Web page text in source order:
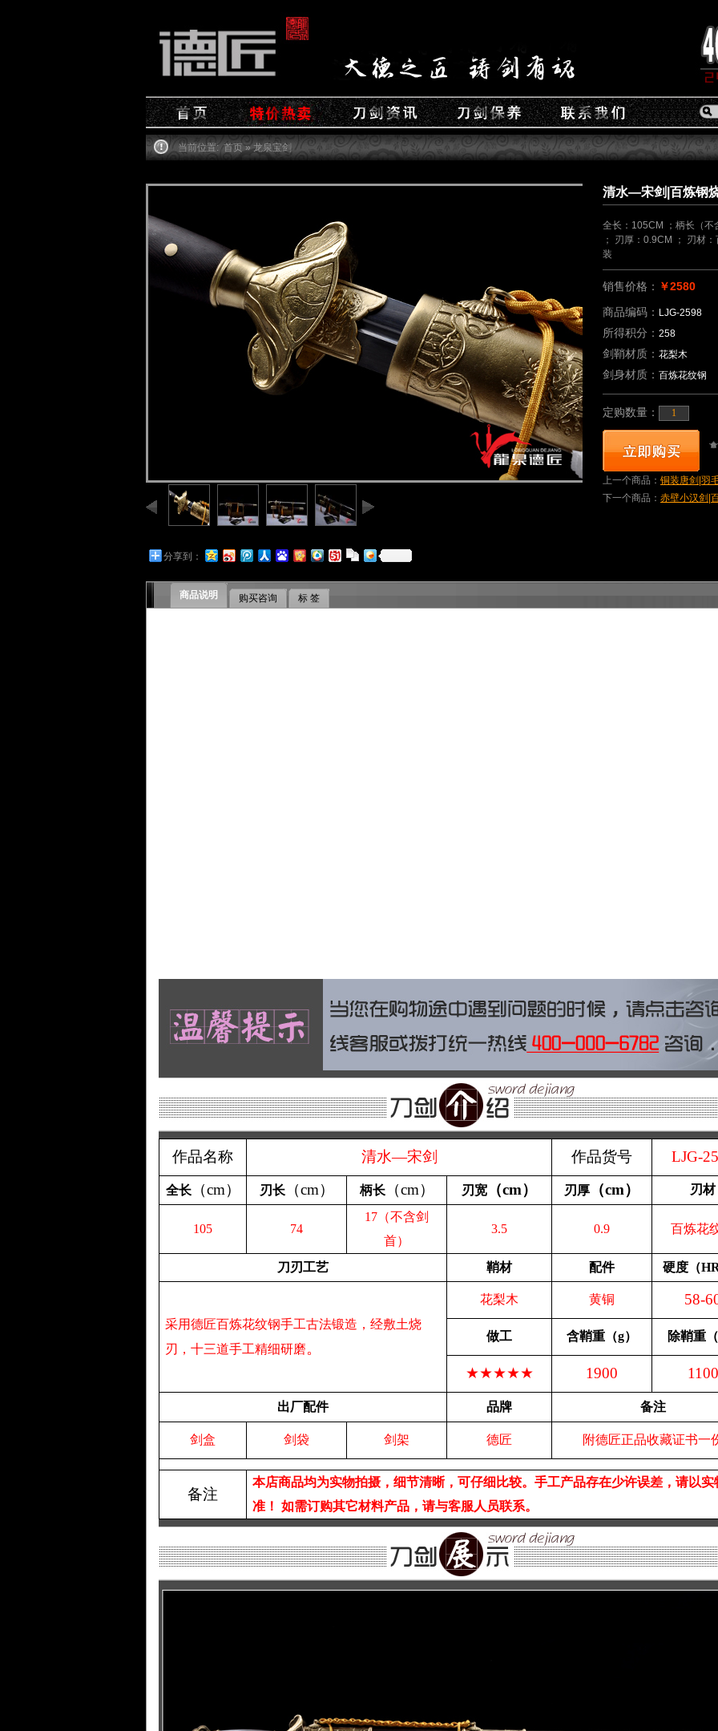
当前位置: 首页» 龙泉宝剑
分享到：
清水—宋剑|百炼钢
全长：105CM ；柄长（
； 刃厚：0.9CM ； 刃材
装
销售价格： ￥2580
商品编码： LJG-2598
所得积分： 258
剑鞘材质： 花梨木
剑身材质： 百炼花纹钢
定购数量：
上一个商品： 铜装唐剑|羽
下一个商品： 赤壁小汉剑|
商品说明 购买咨询 标 签
作品名称 清水—宋剑 作品货号 LJG-
全长（cm） 刃长（cm） 柄长（cm） 刃宽 （cm） 刃厚 （cm） 刃材
105 74
17（不含剑
首）
3.5 0.9 百炼花
刀刃工艺 鞘材 配件 硬度（
采用德匠百炼花纹钢手工古法锻造，经敷土烧
刃，十三道手工精细研磨。
花梨木 黄铜 58-
做工 含鞘重 （g） 除鞘重 （
★★★★★ 1900 1100
出厂配件 品牌 备注
剑盒 剑袋 剑架 德匠 附德匠正品收藏证书一
备注
本店商品均为实物拍摄，细节清晰，可仔细比较。手工产品存在少许误差，请以实
准！ 如需订购其它材料产品，请与客服人员联系。